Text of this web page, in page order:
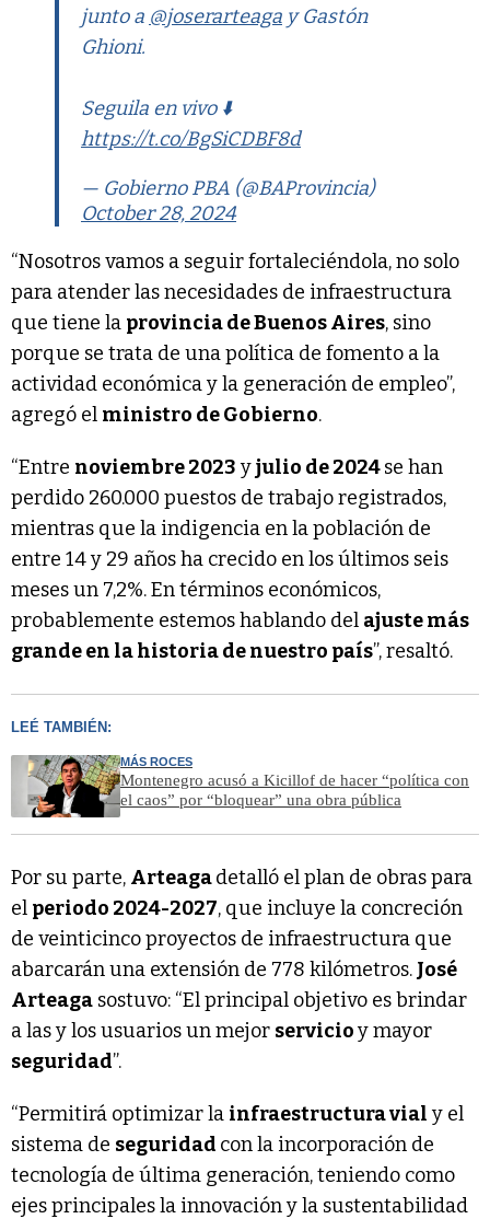
junto a @joserarteaga y Gastón
Ghioni.
Seguila en vivo ⬇️
https://t.co/BgSiCDBF8d
— Gobierno PBA (@BAProvincia)
October 28, 2024
“Nosotros vamos a seguir fortaleciéndola, no solo
para atender las necesidades de infraestructura
que tiene la provincia de Buenos Aires, sino
porque se trata de una política de fomento a la
actividad económica y la generación de empleo”,
agregó el ministro de Gobierno.
“Entre noviembre 2023 yjulio de 2024se han
perdido 260.000 puestos de trabajo registrados,
mientras que la indigencia en la población de
entre 14 y 29 años ha crecido en los últimos seis
meses un 7,2%. En términos económicos,
probablemente estemos hablando del ajuste más
grande en la historia de nuestro país”, resaltó.
LEÉ TAMBIÉN:
MÁS ROCES
Montenegro acusó a Kicillof de hacer “política con
el caos” por “bloquear” una obra pública
Por su parte, Arteagadetalló el plan de obras para
el periodo 2024-2027, que incluye la concreción
de veinticinco proyectos de infraestructura que
abarcarán una extensión de 778 kilómetros. José
Arteaga sostuvo: “El principal objetivo es brindar
a las y los usuarios un mejor servicioy mayor
seguridad”.
“Permitirá optimizar la infraestructura vial y el
sistema de seguridad con la incorporación de
tecnología de última generación, teniendo como
ejes principales la innovación y la sustentabilidad